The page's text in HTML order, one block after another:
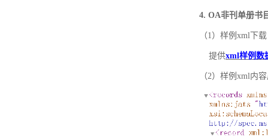
4. OA非刊单册书
（1）样例xml下载
提供xml样例数
（2）样例xml内